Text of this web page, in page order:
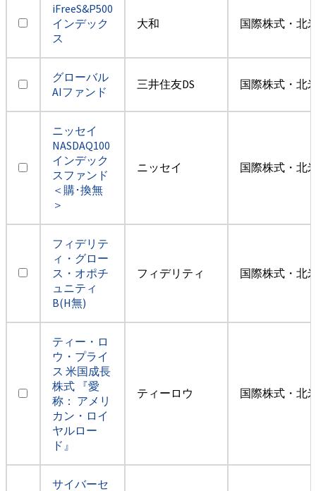
iFreeS&P500
インデック
ス
大和 国際株式・北
グローバル
AIファンド
三井住友DS 国際株式・北
ニッセイ
NASDAQ100
インデック
スファンド
＜購･換無
＞
ニッセイ 国際株式・北
フィデリテ
ィ・グロー
ス・オポチ
ュニティ
B(H無)
フィデリティ 国際株式・北
ティー・ロ
ウ・プライ
ス 米国成長
株式 『愛
称： アメリ
カン・ロイ
ヤルロー
ド』
ティーロウ 国際株式・北
サイバーセ